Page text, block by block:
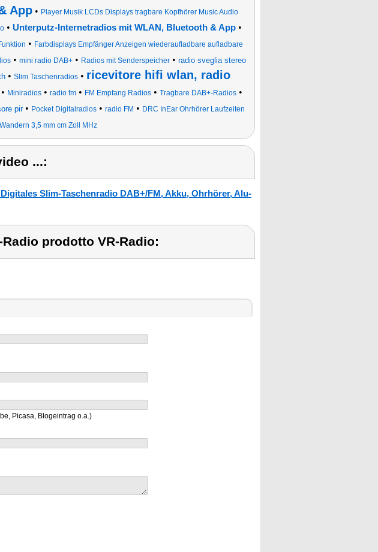
App • Player Musik LCDs Displays tragbare Kopfhörer Music Audio
• Unterputz-Internetradios mit WLAN, Bluetooth & App •
• Farbdisplays Empfänger Anzeigen wiederaufladbare aufladbare
• mini radio DAB+ • Radios mit Senderspeicher • radio sveglia stereo
• Slim Taschenradios• ricevitore hifi wlan, radio
Miniradios• radio fm• FM Empfang Radios• Tragbare DAB+-Radios•
pir• Pocket Digitalradios• radio FM • DRC InEar Ohrhörer Laufzeiten
3,5 mm cm Zoll MHz
...:
Slim-Taschenradio DAB+/FM, Akku, Ohrhörer, Alu-
prodotto VR-Radio:
Picasa, Blogeintrag o.a.)